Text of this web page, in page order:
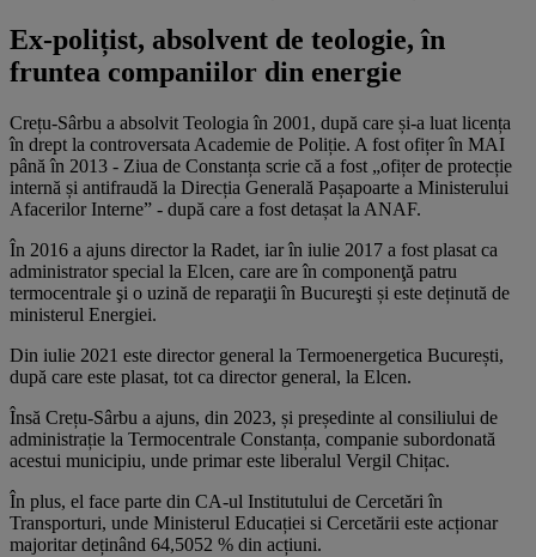
Ex-polițist, absolvent de teologie, în
fruntea companiilor din energie
Crețu-Sârbu a absolvit Teologia în 2001, după care și-a luat licența
în drept la controversata Academie de Poliție. A fost ofițer în MAI
până în 2013 - Ziua de Constanța scrie că a fost „ofițer de protecție
internă și antifraudă la Direcția Generală Pașapoarte a Ministerului
Afacerilor Interne” - după care a fost detașat la ANAF.
În 2016 a ajuns director la Radet, iar în iulie 2017 a fost plasat ca
administrator special la Elcen, care are în componenţă patru
termocentrale şi o uzină de reparaţii în Bucureşti și este deținută de
ministerul Energiei.
Din iulie 2021 este director general la Termoenergetica București,
după care este plasat, tot ca director general, la Elcen.
Însă Crețu-Sârbu a ajuns, din 2023, și președinte al consiliului de
administrație la Termocentrale Constanța, companie subordonată
acestui municipiu, unde primar este liberalul Vergil Chițac.
În plus, el face parte din CA-ul Institutului de Cercetări în
Transporturi, unde Ministerul Educației si Cercetării este acționar
majoritar deținând 64,5052 % din acțiuni.